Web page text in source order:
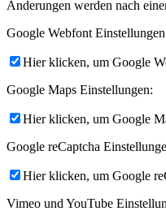
Änderungen werden nach
Google Webfont
Hier klicken, um Google
Google Maps Einstellungen:
Hier klicken, um Google
Google reCaptcha
Hier klicken, um Google
Vimeo und YouTube